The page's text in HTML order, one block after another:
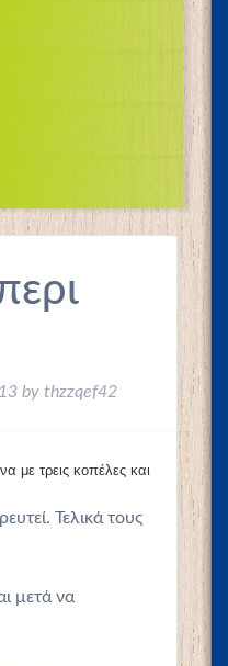
by thzzqef42
με τρεις κοπέλες και
Τελικά τους
μετά να